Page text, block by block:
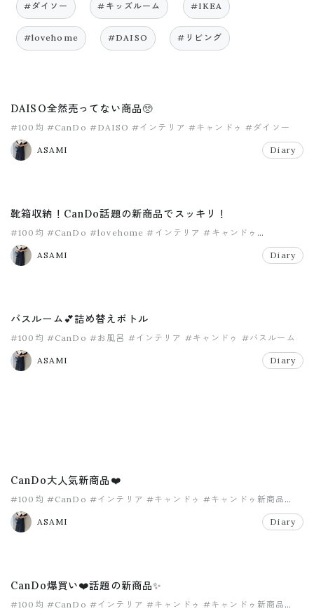
#ダイソー #キッズルーム #IKEA
#lovehome #DAISO #リビング
DAISO全然売ってない商品🥺
#100均 #CanDo #DAISO #インテリア #キャンドゥ #ダイソー
ASAMI Diary
靴箱収納！CanDo話題の新商品でスッキリ！
#100均 #CanDo #lovehome #インテリア #キャンドゥ
#キャンドゥ新商品
ASAMI
Diary
バスルーム💕詰め替えボトル
#100均 #CanDo #お風呂 #インテリア #キャンドゥ #バスルーム
ASAMI Diary
CanDo大人気新商品❤️
#100均 #CanDo #インテリア #キャンドゥ #キャンドゥ新商品
#プチプラ
ASAMI
Diary
CanDo爆買い❤️話題の新商品✨
#100均 #CanDo #インテリア #キャンドゥ #キャンドゥ新商品